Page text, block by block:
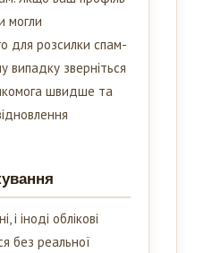
могли
для розсилки спам-
випадку зверніться
швидше та
і іноді облікові
без реальної